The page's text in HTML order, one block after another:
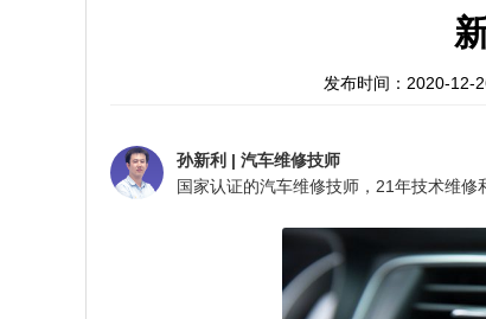
发布时间：2020-12-
孙新利 | 汽车维修技师